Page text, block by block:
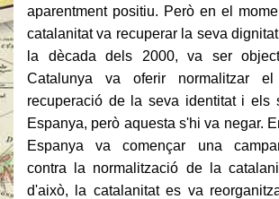
aparentment positiu. Però en el
catalanitat va recuperar la seva
la dècada dels 2000, va ser
Catalunya va oferir normalitzar
recuperació de la seva identitat i els
Espanya, però aquesta s'hi va negar.
Espanya va començar una
contra la normalització de la
d'això, la catalanitat es va